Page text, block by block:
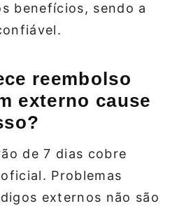
benefícios, sendo a
reembolso
externo cause
de 7 dias cobre
Problemas
externos não são